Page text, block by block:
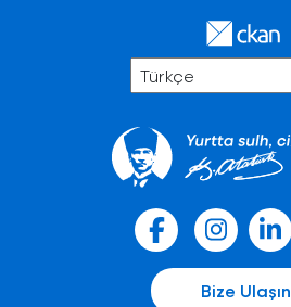
Bize Ulaşın